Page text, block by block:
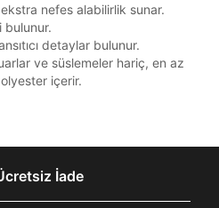
UNDER
nefes alabilirlik sunar.
bulunur.
detaylar bulunur.
ve süslemeler hariç, en az
içerir.
İade
Perakende Satış Giyim ve
reklamcılık faaliyeti
kabul ediyorum.
hizmetlerinin sunucularının yurt